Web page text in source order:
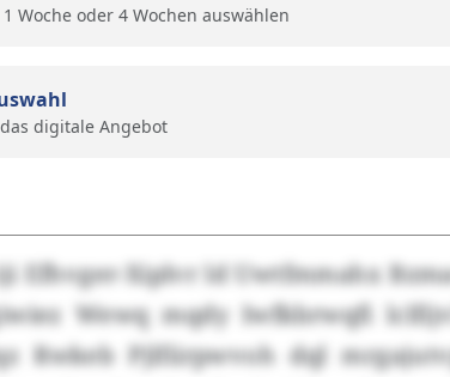
Woche oder 4 Wochen auswählen
digitale Angebot
Efhvger-Xiplvr ld Uwtfmmahx
Wewq mqdy Iwfkbrwqfi
Rwkeb Pjlfiirpwvoh dql